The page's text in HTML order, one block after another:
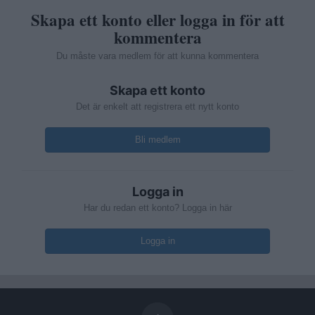
Skapa ett konto eller logga in för att
kommentera
Du måste vara medlem för att kunna kommentera
Skapa ett konto
Det är enkelt att registrera ett nytt konto
Bli medlem
Logga in
Har du redan ett konto? Logga in här
Logga in